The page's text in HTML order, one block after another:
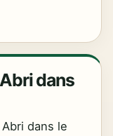
dans
dans le